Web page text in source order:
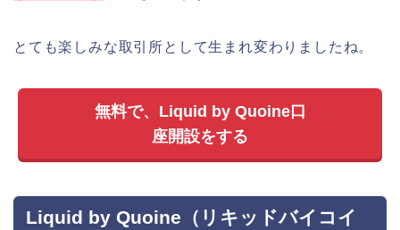
とても楽しみな取引所として生まれ変わりましたね。
無料で、Liquid by Quoine口
座開設をする
Liquid by Quoine（リキッドバイコイ